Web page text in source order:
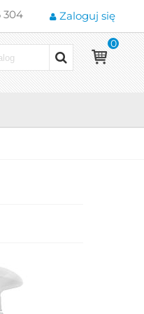
304 Zaloguj się
0